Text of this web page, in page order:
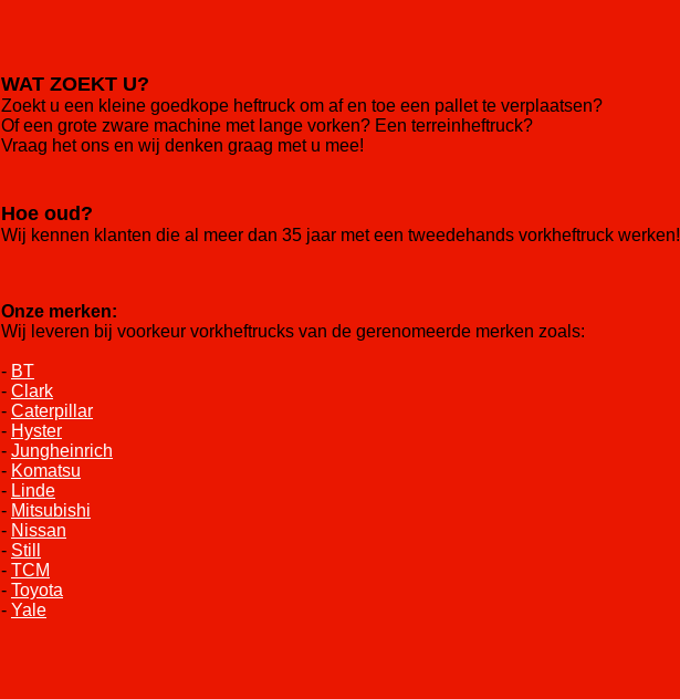
WAT ZOEKT U?
Zoekt u een kleine goedkope heftruck om af en toe een pallet te verplaatsen?
Of een grote zware machine met lange vorken? Een terreinheftruck?
Vraag het ons en wij denken graag met u mee!
Hoe oud?
Wij kennen klanten die al meer dan 35 jaar met een tweedehands vorkheftruck werken!
Onze merken:
Wij leveren bij voorkeur vorkheftrucks van de gerenomeerde merken zoals:
- BT
- Clark
- Caterpillar
- Hyster
- Jungheinrich
- Komatsu
- Linde
- Mitsubishi
- Nissan
- Still
- TCM
- Toyota
- Yale